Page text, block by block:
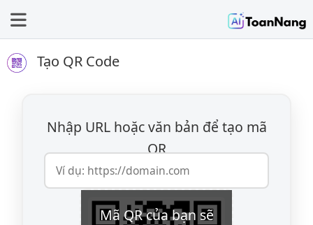
Tạo QR Code
Nhập URL hoặc văn bản để tạo mã
QR
Mã QR của bạn sẽ